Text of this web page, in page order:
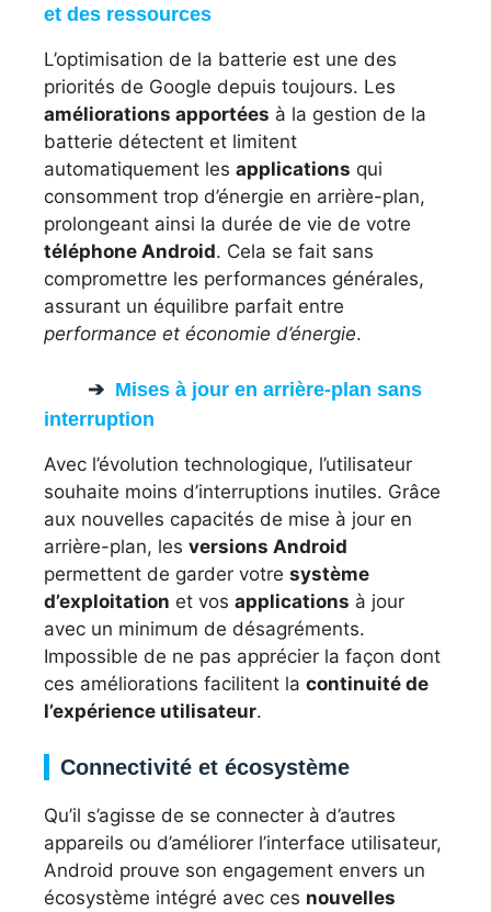
et des ressources
L’optimisation de la batterie est une des
priorités de Google depuis toujours. Les
améliorations apportées à la gestion de la
batterie détectent et limitent
automatiquement les applications qui
consomment trop d’énergie en arrière-plan,
prolongeant ainsi la durée de vie de votre
téléphone Android. Cela se fait sans
compromettre les performances générales,
assurant un équilibre parfait entre
performance et économie d’énergie.
Mises à jour en arrière-plan sans
interruption
Avec l’évolution technologique, l’utilisateur
souhaite moins d’interruptions inutiles. Grâce
aux nouvelles capacités de mise à jour en
arrière-plan, les versions Android
permettent de garder votre système
d’exploitation et vos applications à jour
avec un minimum de désagréments.
Impossible de ne pas apprécier la façon dont
ces améliorations facilitent la continuité de
l’expérience utilisateur.
Connectivité et écosystème
Qu’il s’agisse de se connecter à d’autres
appareils ou d’améliorer l’interface utilisateur,
Android prouve son engagement envers un
écosystème intégré avec ces nouvelles